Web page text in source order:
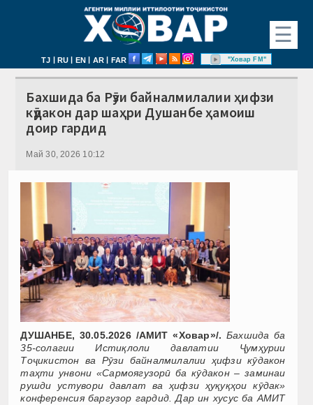
☰
TJ | RU | EN | AR | FAR "Ховар FM"
Бахшида ба Рӯзи байналмилалии ҳифзи
кӯдакон дар шаҳри Душанбе ҳамоиш
доир гардид
Май 30, 2026 10:12
ДУШАНБЕ, 30.05.2026 /АМИТ «Ховар»/. Бахшида ба
35-солагии Истиқлоли давлатии Ҷумҳурии
Тоҷикистон ва Рӯзи байналмилалии ҳифзи кӯдакон
таҳти унвони «Сармоягузорӣ ба кӯдакон – заминаи
рушди устувори давлат ва ҳифзи ҳуқуқҳои кӯдак»
конференсия баргузор гардид. Дар ин хусус ба АМИТ